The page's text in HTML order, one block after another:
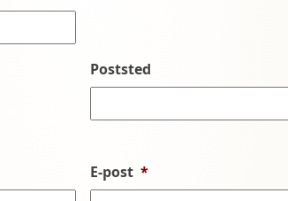
Poststed
E-post *